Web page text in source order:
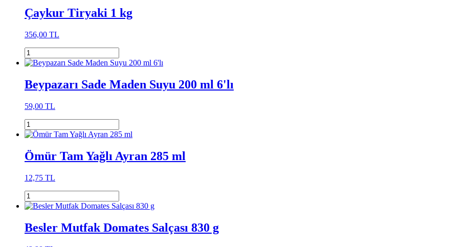
Çaykur Tiryaki 1 kg
356,00 TL
Beypazarı Sade Maden Suyu 200 ml 6'lı
59,00 TL
Ömür Tam Yağlı Ayran 285 ml
12,75 TL
Besler Mutfak Domates Salçası 830 g